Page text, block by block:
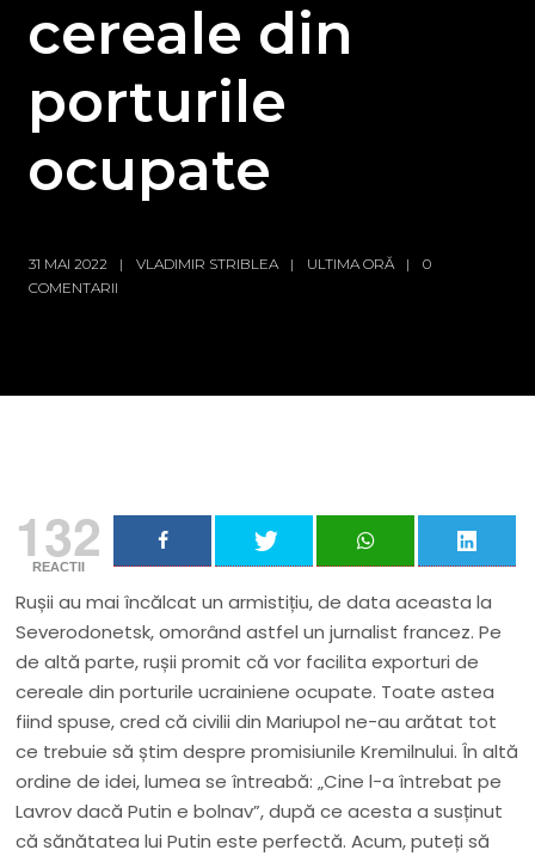
cereale din
porturile
ocupate
31 MAI 2022 VLADIMIR STRIBLEA ULTIMA ORĂ
0
COMENTARII
132
REACTII
Rușii au mai încălcat un armistițiu, de data aceasta la
Severodonetsk, omorând astfel un jurnalist francez. Pe
de altă parte, rușii promit că vor facilita exporturi de
cereale din porturile ucrainiene ocupate. Toate astea
fiind spuse, cred că civilii din Mariupol ne-au arătat tot
ce trebuie să știm despre promisiunile Kremilnului. În altă
ordine de idei, lumea se întreabă: „Cine l-a întrebat pe
Lavrov dacă Putin e bolnav”, după ce acesta a susținut
că sănătatea lui Putin este perfectă. Acum, puteți să